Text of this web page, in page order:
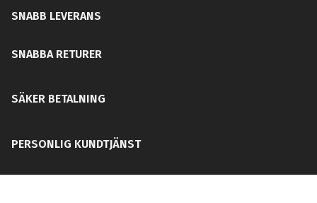
SNABB LEVERANS
SNABBA RETURER
SÄKER BETALNING
PERSONLIG KUNDTJÄNST